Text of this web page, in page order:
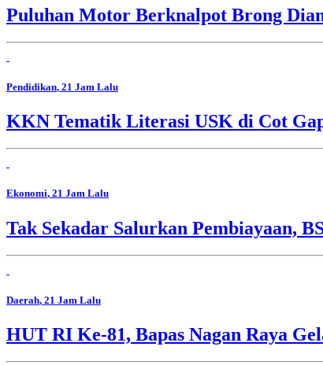
Puluhan Motor Berknalpot Brong
Pendidikan, 21 Jam Lalu
KKN Tematik Literasi USK di Cot
Ekonomi, 21 Jam Lalu
Tak Sekadar Salurkan Pembiayaan,
Daerah, 21 Jam Lalu
HUT RI Ke-81, Bapas Nagan Raya